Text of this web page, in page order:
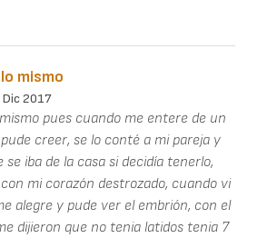
mismo
Dic 2017
pues cuando me entere de un
creer, se lo conté a mi pareja y
se iba de la casa si decidía tenerlo,
mi corazón destrozado, cuando vi
alegre y pude ver el embrión, con el
dijieron que no tenia latidos tenia 7